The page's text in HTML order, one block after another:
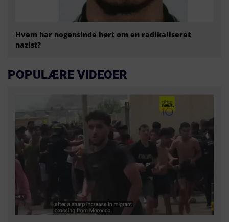
Hvem har nogensinde hørt om en radikaliseret
nazist?
POPULÆRE VIDEOER